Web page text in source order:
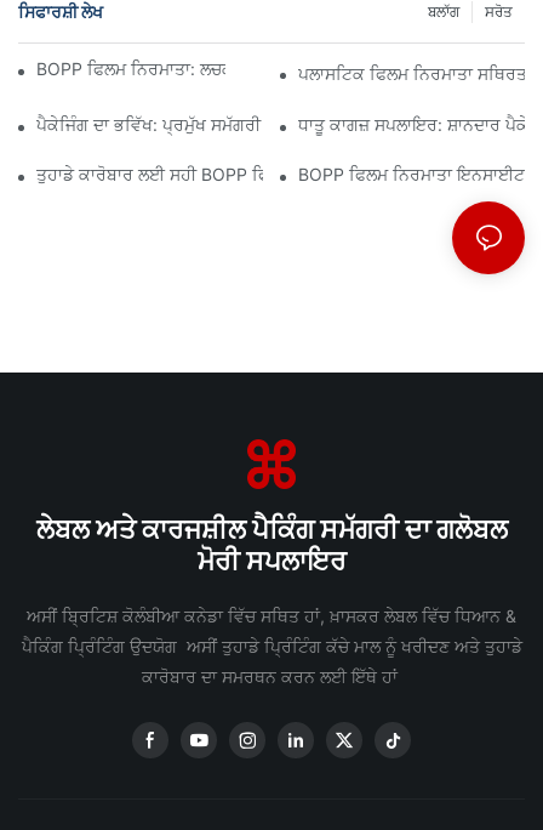
ਸਿਫਾਰਸ਼ੀ ਲੇਖ ਸਰੋਤ
ਬਲਾੱਗ
BOPP ਫਿਲਮ ਨਿਰਮਾਤਾ: ਲਚਕਦਾਰ ਪੈਕੇਜਿੰਗ ਦੀ ਰੀੜ੍ਹ ਦੀ ਹੱਡੀ
ਪਲਾਸਟਿਕ ਫਿਲਮ ਨਿਰਮਾਤਾ
ਪੈਕੇਜਿੰਗ ਦਾ ਭਵਿੱਖ: ਪ੍ਰਮੁੱਖ ਸਮੱਗਰੀ ਨਿਰਮਾਤਾਵਾਂ ਤੋਂ ਸੂਝਧਾਤੂ ਕਾਗਜ਼ ਸਪਲਾਇਰ: ਸ਼ਾਨਦਾਰ
ਤੁਹਾਡੇ ਕਾਰੋਬਾਰ ਲਈ ਸਹੀ BOPP ਫਿਲਮ ਸਪਲਾਇਰ ਦੀ ਚੋਣ ਕਿਉਂ ਮਾਇਨੇ ਰੱਖਦੀ
BOPP ਫਿਲਮ ਨਿਰਮਾਤਾ
ਲੇਬਲ ਅਤੇ ਕਾਰਜਸ਼ੀਲ ਪੈਕਿੰਗ ਸਮੱਗਰੀ ਦਾ ਗਲੋਬਲ
ਮੋਰੀ ਸਪਲਾਇਰ
ਅਸੀਂ ਬ੍ਰਿਟਿਸ਼ ਕੋਲੰਬੀਆ ਕਨੇਡਾ ਵਿੱਚ ਸਥਿਤ ਹਾਂ, ਖ਼ਾਸਕਰ ਲੇਬਲ ਵਿੱਚ ਧਿਆਨ &
ਪੈਕਿੰਗ ਪ੍ਰਿੰਟਿੰਗ ਉਦਯੋਗ ਅਸੀਂ ਤੁਹਾਡੇ ਪ੍ਰਿੰਟਿੰਗ ਕੱਚੇ ਮਾਲ ਨੂੰ ਖਰੀਦਣ ਅਤੇ ਤੁਹਾਡੇ
ਕਾਰੋਬਾਰ ਦਾ ਸਮਰਥਨ ਕਰਨ ਲਈ ਇੱਥੇ ਹਾਂ